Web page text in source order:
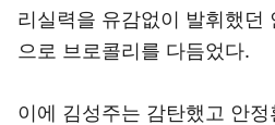
리실력을 유감없이 발휘했던
으로 브로콜리를 다듬었다.
이에 김성주는 감탄했고 안